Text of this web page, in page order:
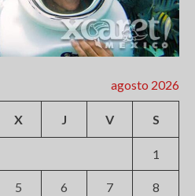
agosto 2026
X J V S
1
5 6 7 8